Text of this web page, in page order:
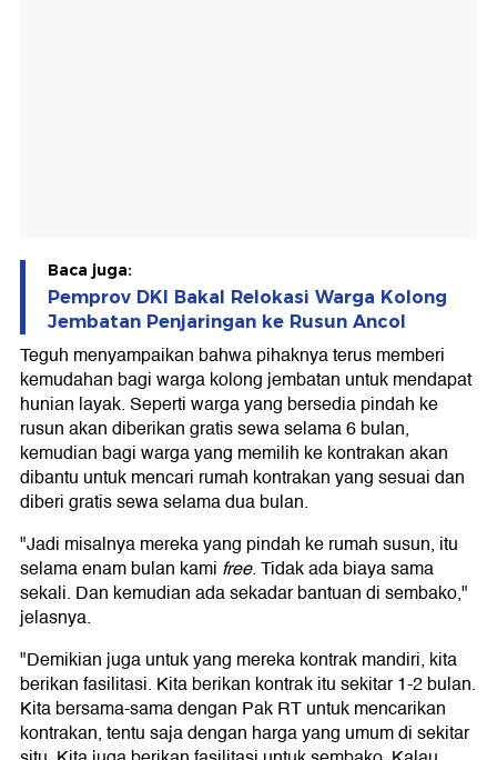
Baca juga:
Pemprov DKI Bakal Relokasi Warga Kolong
Jembatan Penjaringan ke Rusun Ancol
Teguh menyampaikan bahwa pihaknya terus memberi
kemudahan bagi warga kolong jembatan untuk mendapat
hunian layak. Seperti warga yang bersedia pindah ke
rusun akan diberikan gratis sewa selama 6 bulan,
kemudian bagi warga yang memilih ke kontrakan akan
dibantu untuk mencari rumah kontrakan yang sesuai dan
diberi gratis sewa selama dua bulan.
"Jadi misalnya mereka yang pindah ke rumah susun, itu
selama enam bulan kami free. Tidak ada biaya sama
sekali. Dan kemudian ada sekadar bantuan di sembako,"
jelasnya.
"Demikian juga untuk yang mereka kontrak mandiri, kita
berikan fasilitasi. Kita berikan kontrak itu sekitar 1-2 bulan.
Kita bersama-sama dengan Pak RT untuk mencarikan
kontrakan, tentu saja dengan harga yang umum di sekitar